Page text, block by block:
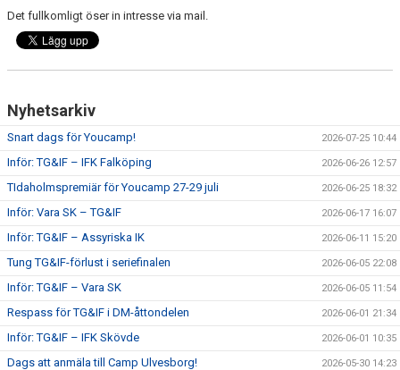
MATCHER
CUPER ARBETSBESKRIVNING
Det fullkomligt öser in intresse via mail.
Nyhetsarkiv
Snart dags för Youcamp! 2026-07-25 10:44
Inför: TG&IF – IFK Falköping 2026-06-26 12:57
TIdaholmspremiär för Youcamp 27-29 juli 2026-06-25 18:32
Inför: Vara SK – TG&IF 2026-06-17 16:07
Inför: TG&IF – Assyriska IK 2026-06-11 15:20
Tung TG&IF-förlust i seriefinalen 2026-06-05 22:08
Inför: TG&IF – Vara SK 2026-06-05 11:54
Respass för TG&IF i DM-åttondelen 2026-06-01 21:34
Inför: TG&IF – IFK Skövde 2026-06-01 10:35
Dags att anmäla till Camp Ulvesborg! 2026-05-30 14:23